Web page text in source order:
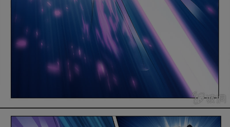
是否前往腾漫App继续阅读